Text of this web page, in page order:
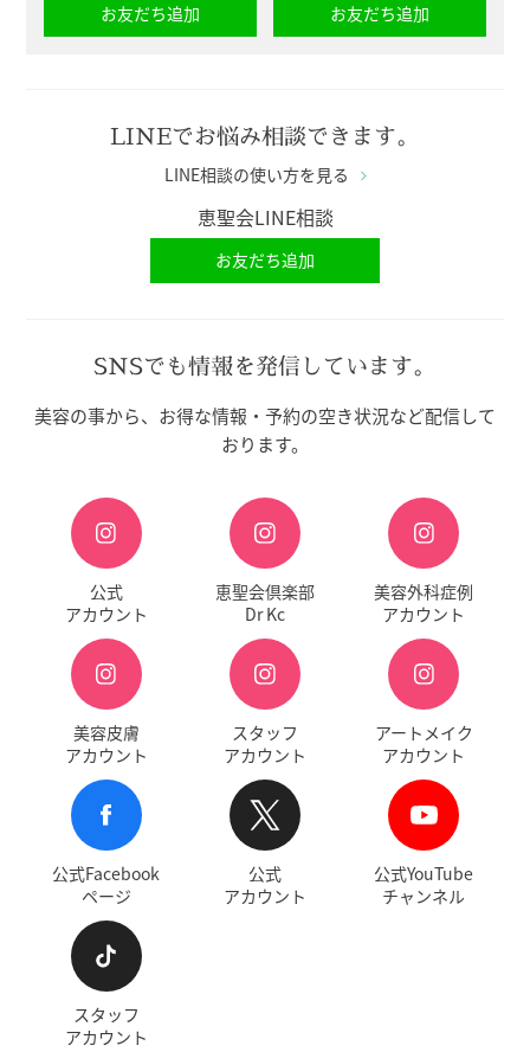
お友だち追加 お友だち追加
LINEでお悩み相談できます。
LINE相談の使い方を見る
恵聖会LINE相談
お友だち追加
SNSでも情報を発信しています。
美容の事から、お得な情報・予約の空き状況など配信して
おります。
公式
アカウント
恵聖会倶楽部
Dr Kc
美容外科症例
アカウント
美容皮膚
アカウント
スタッフ
アカウント
アートメイク
アカウント
公式Facebook
ページ
公式
アカウント
公式YouTube
チャンネル
スタッフ
アカウント